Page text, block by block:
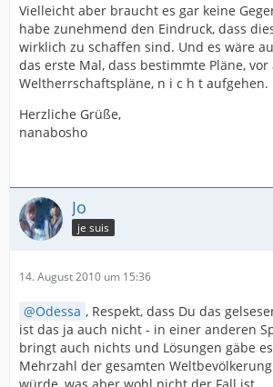
Vielleicht aber braucht es gar keine
habe zunehmend den Eindruck, dass
wirklich zu schaffen sind. Und es wäre
das erste Mal, dass bestimmte Pläne, vor
Weltherrschaftspläne, n i c h t aufgehen.
Herzliche Grüße,
nanabosho
Jo
je suis
14. August 2010 um 15:36
Odessa , Respekt, dass Du das
ist das ja auch nicht - in einer anderen
bringt auch nichts und Lösungen gäbe
Mehrzahl der gesamten
würde, was aber wohl nicht der Fall ist.